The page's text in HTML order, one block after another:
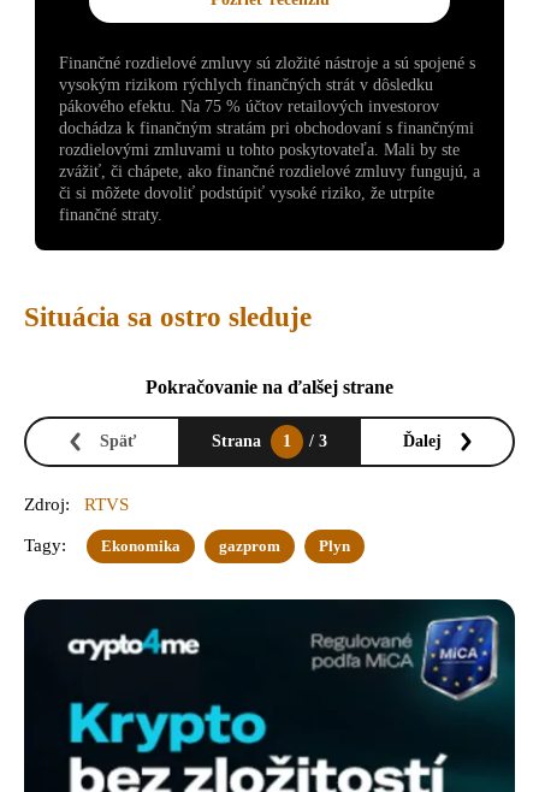
Finančné rozdielové zmluvy sú zložité nástroje a sú spojené s
vysokým rizikom rýchlych finančných strát v dôsledku
pákového efektu. Na 75 % účtov retailových investorov
dochádza k finančným stratám pri obchodovaní s finančnými
rozdielovými zmluvami u tohto poskytovateľa. Mali by ste
zvážiť, či chápete, ako finančné rozdielové zmluvy fungujú, a
či si môžete dovoliť podstúpiť vysoké riziko, že utrpíte
finančné straty.
Situácia sa ostro sleduje
Pokračovanie na ďalšej strane
Späť Strana 1 / 3 Ďalej
Zdroj: RTVS
Tagy: Ekonomika gazprom Plyn